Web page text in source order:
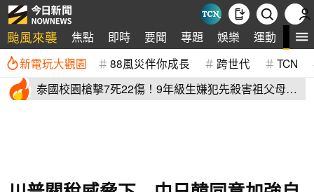
颱風來襲 焦點 即時 要聞 專題 娛樂 運動 全
新電玩大觀園 88風災伴你成長 跨世代 TCN
泰國校園槍擊7死22傷！9年級生嫌犯先殺害祖父母再